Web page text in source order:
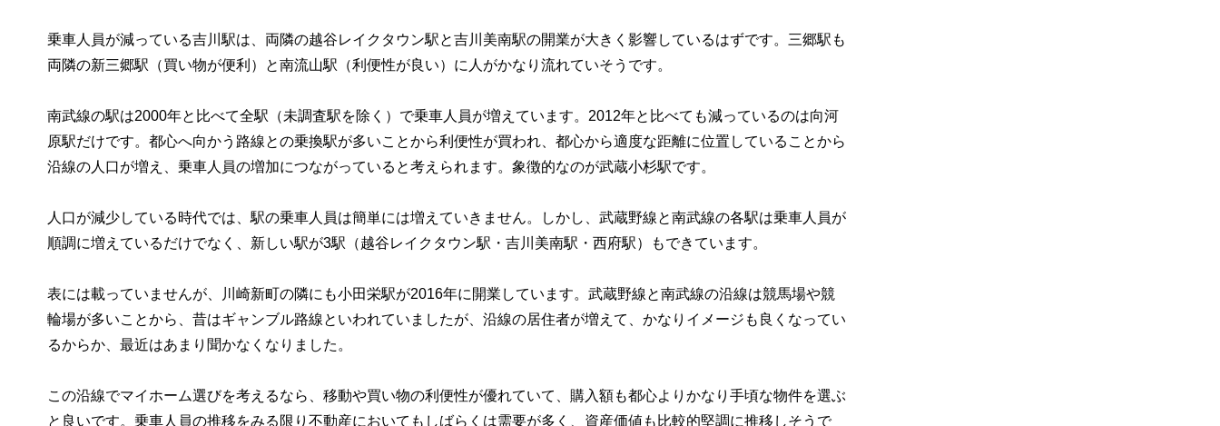
乗車人員が減っている吉川駅は、両隣の越谷レイクタウン駅と吉川美南駅の開業が大きく影響しているはずです。三郷駅も
両隣の新三郷駅（買い物が便利）と南流山駅（利便性が良い）に人がかなり流れていそうです。
南武線の駅は2000年と比べて全駅（未調査駅を除く）で乗車人員が増えています。2012年と比べても減っているのは向河
原駅だけです。都心へ向かう路線との乗換駅が多いことから利便性が買われ、都心から適度な距離に位置していることから
沿線の人口が増え、乗車人員の増加につながっていると考えられます。象徴的なのが武蔵小杉駅です。
人口が減少している時代では、駅の乗車人員は簡単には増えていきません。しかし、武蔵野線と南武線の各駅は乗車人員が
順調に増えているだけでなく、新しい駅が3駅（越谷レイクタウン駅・吉川美南駅・西府駅）もできています。
表には載っていませんが、川崎新町の隣にも小田栄駅が2016年に開業しています。武蔵野線と南武線の沿線は競馬場や競
輪場が多いことから、昔はギャンブル路線といわれていましたが、沿線の居住者が増えて、かなりイメージも良くなってい
るからか、最近はあまり聞かなくなりました。
この沿線でマイホーム選びを考えるなら、移動や買い物の利便性が優れていて、購入額も都心よりかなり手頃な物件を選ぶ
と良いです。乗車人員の推移をみる限り不動産においてもしばらくは需要が多く、資産価値も比較的堅調に推移しそうで